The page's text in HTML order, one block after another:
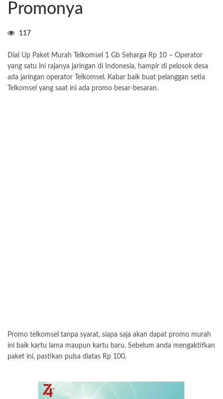
Promonya
117
Dial Up Paket Murah Telkomsel 1 Gb Seharga Rp 10 – Operator
yang satu ini rajanya jaringan di Indonesia, hampir di pelosok desa
ada jaringan operator Telkomsel. Kabar baik buat pelanggan setia
Telkomsel yang saat ini ada promo besar-besaran.
Promo telkomsel tanpa syarat, siapa saja akan dapat promo murah
ini baik kartu lama maupun kartu baru. Sebelum anda mengaktifkan
paket ini, pastikan pulsa diatas Rp 100.